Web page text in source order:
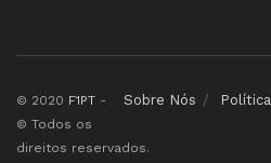
Sobre Nós
© 2020 F1PT -
© Todos os
direitos reservados.